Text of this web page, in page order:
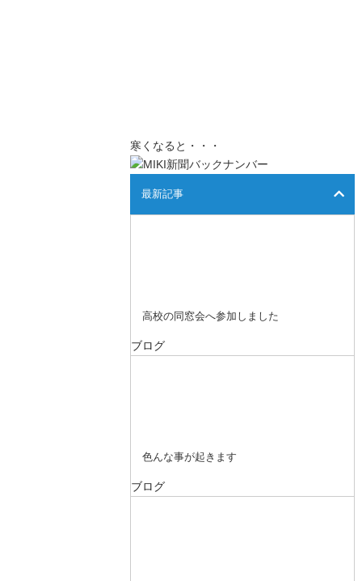
寒くなると・・・
最新記事
高校の同窓会へ参加しました
ブログ
色んな事が起きます
ブログ